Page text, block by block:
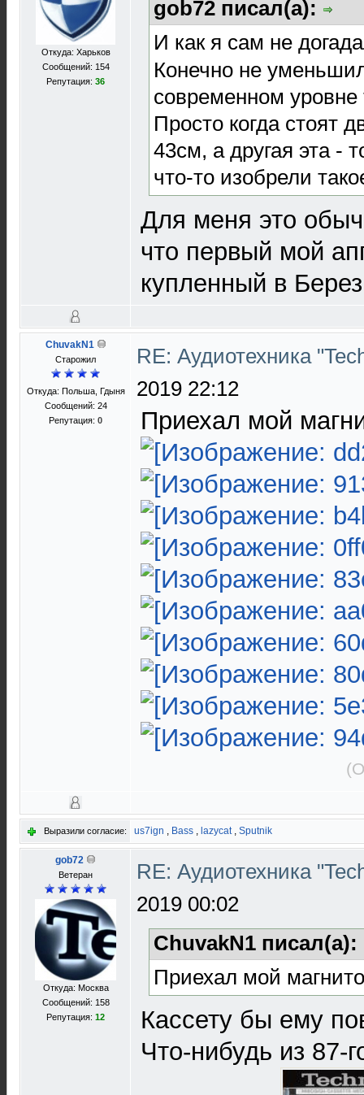
Откуда: Харьков
Сообщений: 154
Репутация: 36
gob72 писал(а):
И как я сам не
Конечно не
современном уровне
Просто когда стоят
43см, а другая эта -
что-то изобрели
Для меня это
что первый мой
купленный в
ChuvakN1
Старожил
Откуда: Польша, Гдыня
Сообщений: 24
Репутация: 0
RE: Аудиотехника
2019 22:12
Приехал мой
Выразили согласие: us7ign , Bass , lazycat, Sputnik
gob72
Ветеран
Откуда: Москва
Сообщений: 158
Репутация: 12
RE: Аудиотехника
2019 00:02
ChuvakN1 писал(а):
Приехал мой
Кассету бы ему
Что-нибудь из 87-